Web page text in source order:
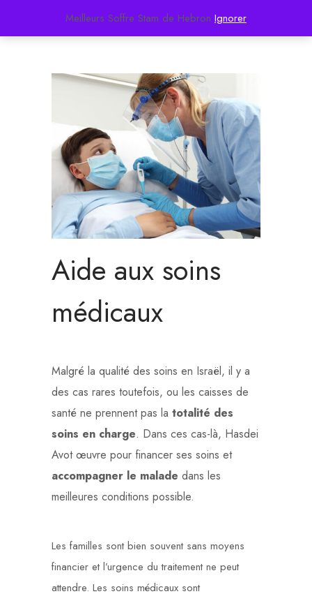
Meilleurs Soffre Stam de Hebron Ignorer
Aide aux soins
médicaux
Malgré la qualité des soins en Israël, il y a
des cas rares toutefois, ou les caisses de
santé ne prennent pas la totalité des
soins en charge. Dans ces cas-là, Hasdei
Avot œuvre pour financer ses soins et
accompagner le malade dans les
meilleures conditions possible.
Les familles sont bien souvent sans moyens
financier et l’urgence du traitement ne peut
attendre. Les soins médicaux sont